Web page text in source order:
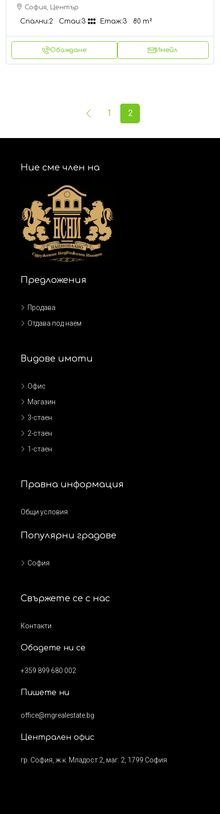
София, Център
Спални:2 Стаи:3 Етаж:3 80 m²
Обаждане Имейл
1 2
Ние сме член на
Предложения
Продава
Отдава под наем
Видове имоти
Офис
Магазин
3-стаен
2-стаен
1-стаен
Правна информация
Общи условия
Популярни градове
София
Свържете се с нас
Контакти
Обадете ни се
+359 899 680 002
Пишете ни
office@mgrealestate.bg
Централен офис
гр. София, ж.к. Младост 2, маг. 2, 1799 София